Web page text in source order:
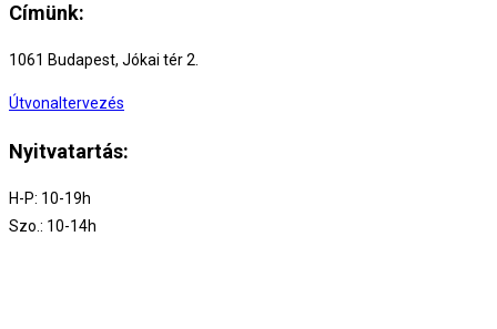
Címünk:
1061 Budapest, Jókai tér 2.
Útvonaltervezés
Nyitvatartás:
H-P: 10-19h
Szo.: 10-14h